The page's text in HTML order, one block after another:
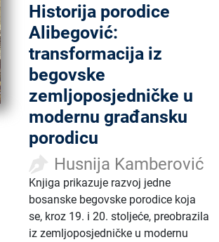
Historija porodice
Alibegović:
transformacija iz
begovske
zemljoposjedničke u
modernu građansku
porodicu
Husnija Kamberović
Knjiga prikazuje razvoj jedne
bosanske begovske porodice koja
se, kroz 19. i 20. stoljeće, preobrazila
iz zemljoposjedničke u modernu